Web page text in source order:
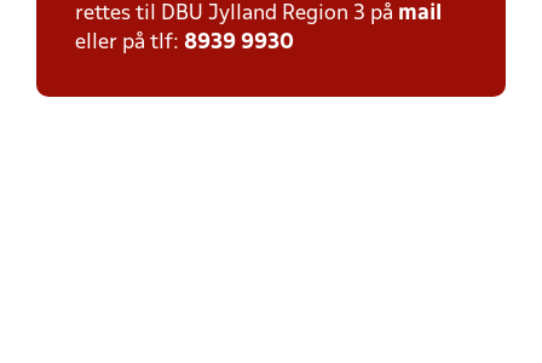
rettes til DBU Jylland Region 3 på mail
eller på tlf: 8939 9930